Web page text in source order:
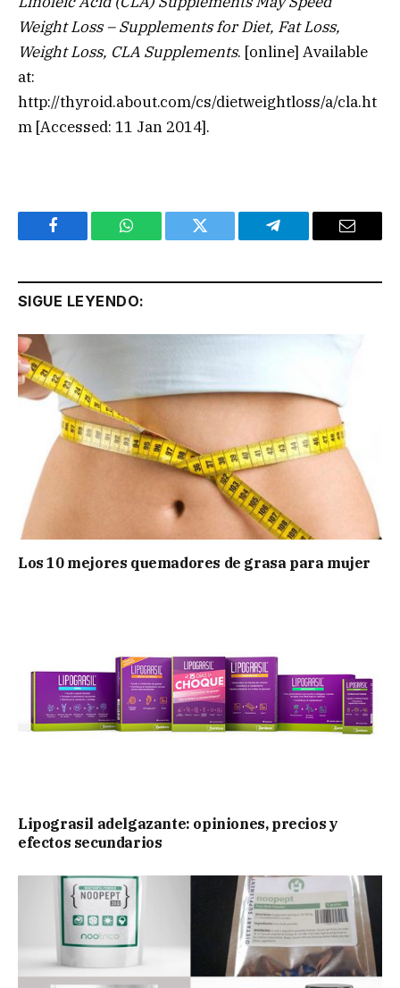
Weight Loss – Supplements for Diet, Fat Loss,
Weight Loss, CLA Supplements. [online] Available
at:
http://thyroid.about.com/cs/dietweightloss/a/cla.ht
m [Accessed: 11 Jan 2014].
Facebook WhatsApp Twitter Telegram Email
SIGUE LEYENDO:
Los 10 mejores quemadores de grasa para mujer
Lipograsil adelgazante: opiniones, precios y
efectos secundarios